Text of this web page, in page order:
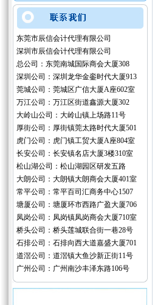
东莞市辰信会计代理有限公司
深圳市辰信会计代理有限公司
总公司：东莞南城国际商会大厦308
深圳公司：深圳龙华金銮时代大厦913
莞城公司：莞城区广信大厦A座602室
万江公司：万江区街道鑫源大厦302
大岭山公司：大岭山镇上场路11号
厚街公司：厚街镇莞太路时代大厦501
虎门公司：虎门镇工贸大厦A座804室
长安公司：长安镇名店大厦3楼310室
松山湖公司：松山湖园区研发五路
大朗公司：大朗镇大朗商会大厦401室
常平公司：常平百司汇商务中心1507
塘厦公司：塘厦环市西路广盈大厦706
凤岗公司：凤岗镇凤岗商会大厦710室
桥头公司：桥头莲城联合街一巷28号
石排公司：石排向西大道嘉盛大厦701
道滘公司：道滘镇大鱼沙新正街11号
广州公司：广州南沙丰泽东路106号